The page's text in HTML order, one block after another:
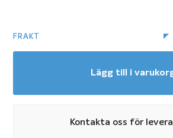
FRAKT
Lägg till i
Kontakta oss för